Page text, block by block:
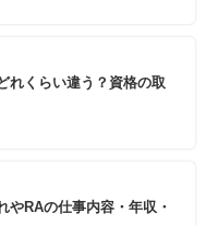
れくらい違う？資格の取
やRAの仕事内容・年収・